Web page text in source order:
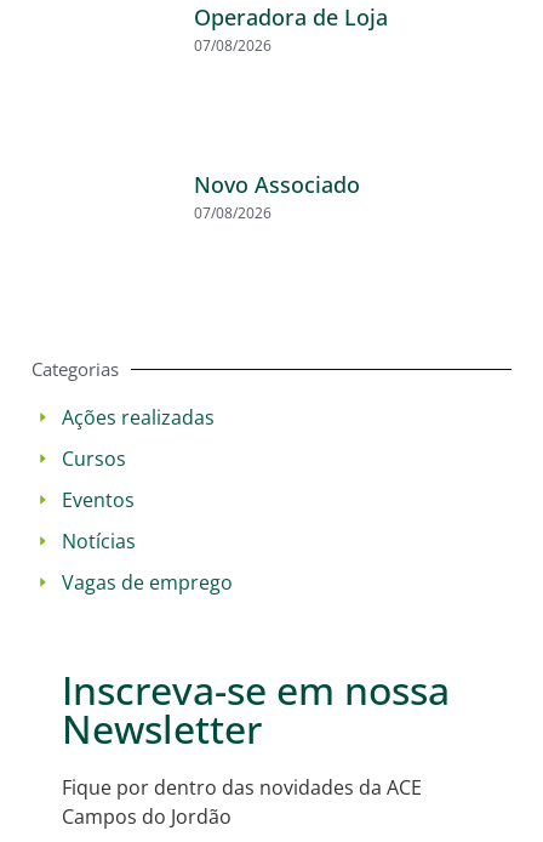
Operadora de Loja
07/08/2026
Novo Associado
07/08/2026
Categorias
Ações realizadas
Cursos
Eventos
Notícias
Vagas de emprego
Inscreva-se em nossa
Newsletter
Fique por dentro das novidades da ACE
Campos do Jordão